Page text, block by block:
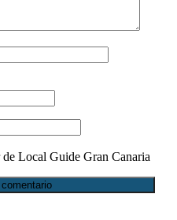
Local Guide Gran Canaria